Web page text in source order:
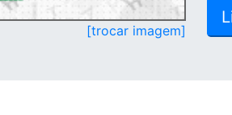
[trocar imagem]